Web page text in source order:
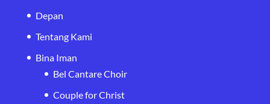
Depan
Tentang Kami
Bina Iman
Bel Cantare Choir
Couple for Christ